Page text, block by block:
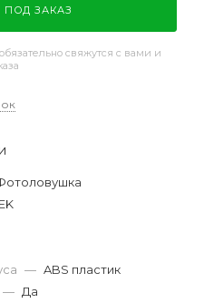
ПОД ЗАКАЗ
свяжутся с вами и
— ABS пластик
— Да